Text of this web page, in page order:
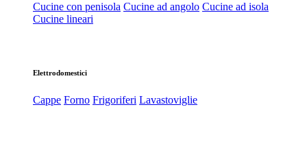
Cucine con penisola Cucine ad angolo Cucine ad isola
Cucine lineari
Elettrodomestici
Cappe Forno Frigoriferi Lavastoviglie